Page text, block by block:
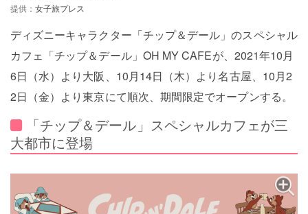
提供：女子旅プレス
ディズニーキャラクター「チップ＆デール」のスペシャル
カフェ「チップ＆デール」OH MY CAFEが、2021年10月
6日（水）より大阪、10月14日（木）より名古屋、10月2
2日（金）より東京にて順次、期間限定でオープンする。
「チップ＆デール」スペシャルカフェが三
大都市に登場